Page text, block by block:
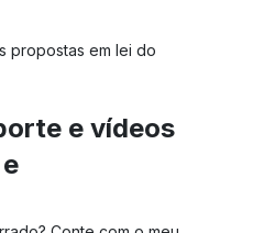
propostas em lei do
e vídeos